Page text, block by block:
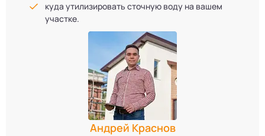
куда утилизировать сточную воду на вашем
участке.
Андрей Краснов